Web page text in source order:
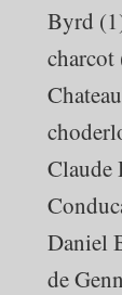
Byrd
charcot
Claude
Daniel
de